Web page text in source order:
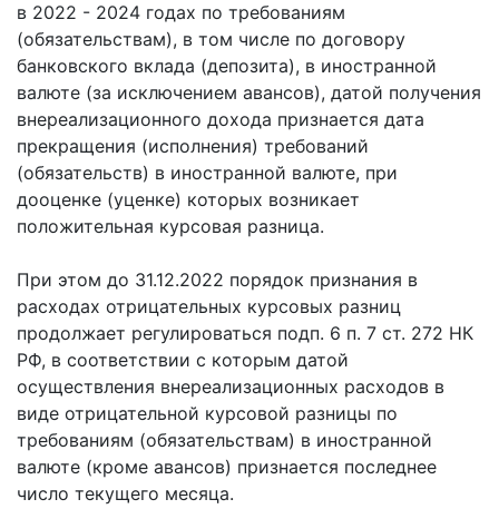
в 2022 - 2024 годах по требованиям
(обязательствам), в том числе по договору
банковского вклада (депозита), в иностранной
валюте (за исключением авансов), датой получения
внереализационного дохода признается дата
прекращения (исполнения) требований
(обязательств) в иностранной валюте, при
дооценке (уценке) которых возникает
положительная курсовая разница.
При этом до 31.12.2022 порядок признания в
расходах отрицательных курсовых разниц
продолжает регулироваться подп. 6 п. 7 ст. 272 НК
РФ, в соответствии с которым датой
осуществления внереализационных расходов в
виде отрицательной курсовой разницы по
требованиям (обязательствам) в иностранной
валюте (кроме авансов) признается последнее
число текущего месяца.